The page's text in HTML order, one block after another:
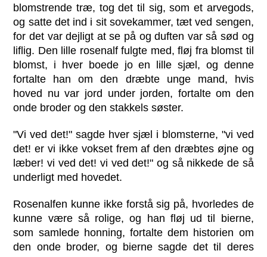
blomstrende træ, tog det til sig, som et arvegods,
og satte det ind i sit sovekammer, tæt ved sengen,
for det var dejligt at se på og duften var så sød og
liflig. Den lille rosenalf fulgte med, fløj fra blomst til
blomst, i hver boede jo en lille sjæl, og denne
fortalte han om den dræbte unge mand, hvis
hoved nu var jord under jorden, fortalte om den
onde broder og den stakkels søster.
"Vi ved det!" sagde hver sjæl i blomsterne, "vi ved
det! er vi ikke vokset frem af den dræbtes øjne og
læber! vi ved det! vi ved det!" og så nikkede de så
underligt med hovedet.
Rosenalfen kunne ikke forstå sig på, hvorledes de
kunne være så rolige, og han fløj ud til bierne,
som samlede honning, fortalte dem historien om
den onde broder, og bierne sagde det til deres